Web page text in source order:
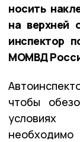
носить
на верхней
инспектор
МОМВД
чтобы
условиях